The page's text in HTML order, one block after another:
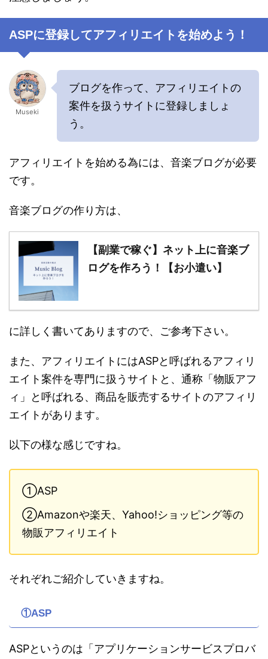
ASPに登録してアフィリエイトを始めよう！
Museki
ブログを作って、アフィリエイトの
案件を扱うサイトに登録しましょ
う。
アフィリエイトを始める為には、音楽ブログが必要
です。
音楽ブログの作り方は、
【副業で稼ぐ】ネット上に音楽ブ
ログを作ろう！【お小遣い】
に詳しく書いてありますので、ご参考下さい。
また、アフィリエイトにはASPと呼ばれるアフィリ
エイト案件を専門に扱うサイトと、通称「物販アフ
ィ」と呼ばれる、商品を販売するサイトのアフィリ
エイトがあります。
以下の様な感じですね。
①ASP
②Amazonや楽天、Yahoo!ショッピング等の
物販アフィリエイト
それぞれご紹介していきますね。
①ASP
ASPというのは「アプリケーションサービスプロバ